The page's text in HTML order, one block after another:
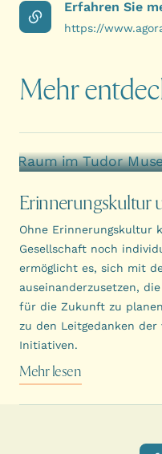
Erfahren Sie
https://
Mehr
Erinnerungskultur
Ohne Erinnerungskultur
Gesellschaft noch
ermöglicht es, sich mit
auseinanderzusetzen,
für die Zukunft zu
zu den Leitgedanken
Initiativen.
Mehr lesen